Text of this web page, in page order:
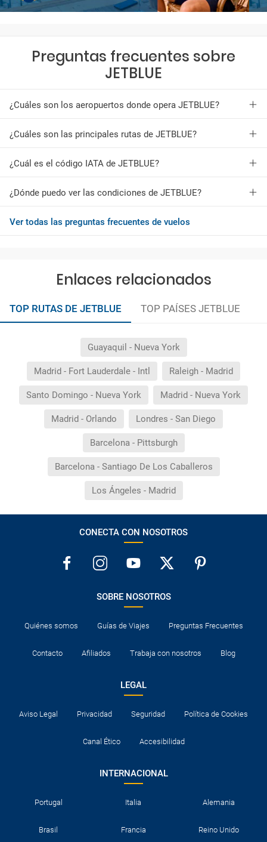
Preguntas frecuentes sobre
JETBLUE
¿Cuáles son los aeropuertos donde opera JETBLUE?
¿Cuáles son las principales rutas de JETBLUE?
¿Cuál es el código IATA de JETBLUE?
¿Dónde puedo ver las condiciones de JETBLUE?
Ver todas las preguntas frecuentes de vuelos
Enlaces relacionados
TOP RUTAS DE JETBLUE TOP PAÍSES JETBLUE
Guayaquil - Nueva York
Madrid - Fort Lauderdale - Intl Raleigh - Madrid
Santo Domingo - Nueva York Madrid - Nueva York
Madrid - Orlando Londres - San Diego
Barcelona - Pittsburgh
Barcelona - Santiago De Los Caballeros
Los Ángeles - Madrid
CONECTA CON NOSOTROS
SOBRE NOSOTROS
Quiénes somos Guías de Viajes Preguntas Frecuentes
Contacto Afiliados Trabaja con nosotros Blog
LEGAL
Aviso Legal Privacidad Seguridad Política de Cookies
Canal Ético Accesibilidad
INTERNACIONAL
Portugal Italia Alemania
Brasil Francia Reino Unido